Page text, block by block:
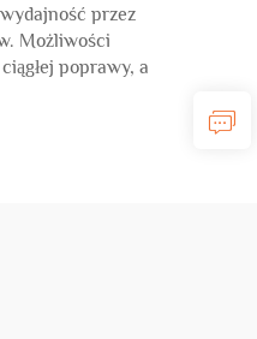
przez
Możliwości
poprawy, a